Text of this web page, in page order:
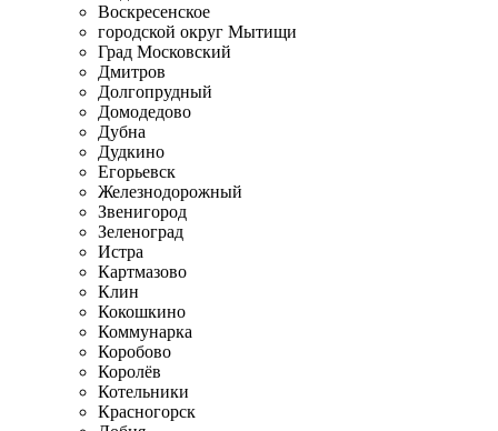
Воскресенское
городской округ Мытищи
Град Московский
Дмитров
Долгопрудный
Домодедово
Дубна
Дудкино
Егорьевск
Железнодорожный
Звенигород
Зеленоград
Истра
Картмазово
Клин
Кокошкино
Коммунарка
Коробово
Королёв
Котельники
Красногорск